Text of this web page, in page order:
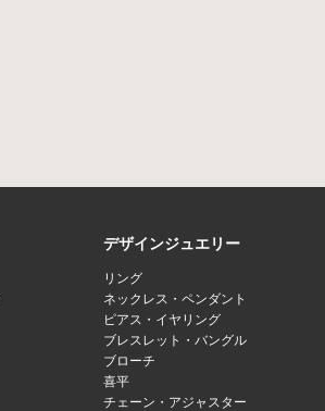
デザインジュエリー
リング
ネックレス・ペンダント
ピアス・イヤリング
ブレスレット・バングル
ブローチ
喜平
チェーン・アジャスター